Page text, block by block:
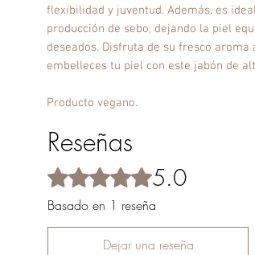
flexibilidad y juventud. Además, es
producción de sebo, dejando la piel
deseados. Disfruta de su fresco
embelleces tu piel con este jabón de
Producto vegano.
Reseñas
Obtuvo 5 de 5 estrellas.
5.0
Basado en 1 reseña
Dejar una reseña